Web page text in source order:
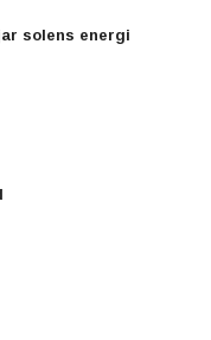
solens energi